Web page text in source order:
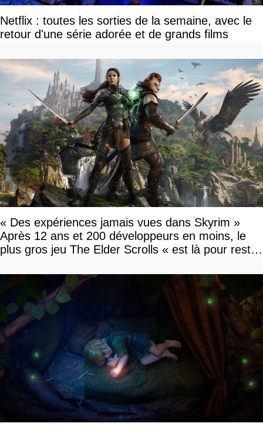
Netflix : toutes les sorties de la semaine, avec le
retour d'une série adorée et de grands films
« Des expériences jamais vues dans Skyrim »
Après 12 ans et 200 développeurs en moins, le
plus gros jeu The Elder Scrolls « est là pour rester